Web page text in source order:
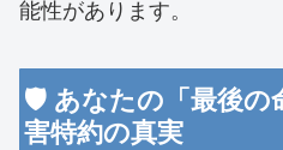
能性があります。
​🛡️ あなたの「最後の
害特約の真実